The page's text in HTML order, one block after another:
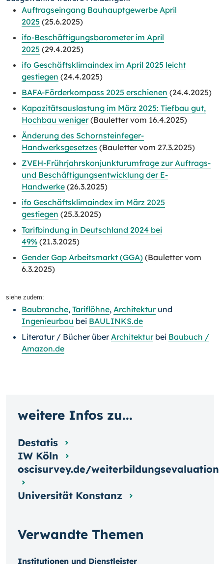
Auftragseingang Bauhauptgewerbe April
2025 (25.6.2025)
ifo-Beschäftigungsbarometer im April
2025 (29.4.2025)
ifo Geschäftsklimaindex im April 2025 leicht
gestiegen (24.4.2025)
BAFA-Förderkompass 2025 erschienen (24.4.2025)
Kapazitätsauslastung im März 2025: Tiefbau gut,
Hochbau weniger(Bauletter vom 16.4.2025)
Änderung des Schornsteinfeger-
Handwerksgesetzes (Bauletter vom 27.3.2025)
ZVEH-Frührjahrskonjunkturumfrage zur Auftrags-
und Beschäftigungsentwicklung der E-
Handwerke (26.3.2025)
ifo Geschäftsklimaindex im März 2025
gestiegen (25.3.2025)
Tarifbindung in Deutschland 2024 bei
49% (21.3.2025)
Gender Gap Arbeitsmarkt (GGA) (Bauletter vom
6.3.2025)
siehe zudem:
Baubranche, Tariflöhne, Architekturund
Ingenieurbau bei BAULINKS.de
Literatur / Bücher überArchitekturbei Baubuch /
Amazon.de
Verwandte Themen
Institutionen und Dienstleister
weitere Infos zu...
Destatis
IW Köln
oscisurvey.de/weiterbildungsevaluation
Universität Konstanz